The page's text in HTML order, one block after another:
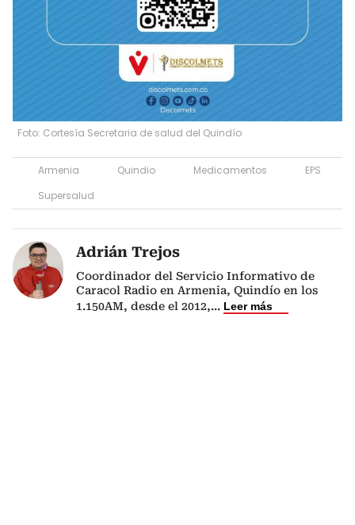
Foto: Cortesía Secretaria de salud del Quindío
Armenia Quindio Medicamentos
EPS
Supersalud
Adrián Trejos
Coordinador del Servicio Informativo de
Caracol Radio en Armenia, Quindío en los
1.150AM, desde el 2012,... Leer más